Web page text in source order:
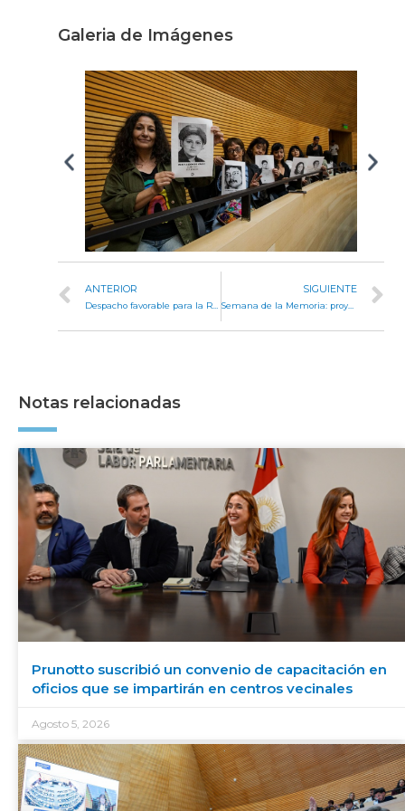
Galeria de Imágenes
ANTERIOR
Despacho favorable para la Reparación Histórica del legajo de trabajadores del Estado
SIGUIENTE
Semana de la Memoria: proyecciones sobre la fachada de la Legislatura
Notas relacionadas
Prunotto suscribió un convenio de capacitación en
oficios que se impartirán en centros vecinales
Agosto 5, 2026